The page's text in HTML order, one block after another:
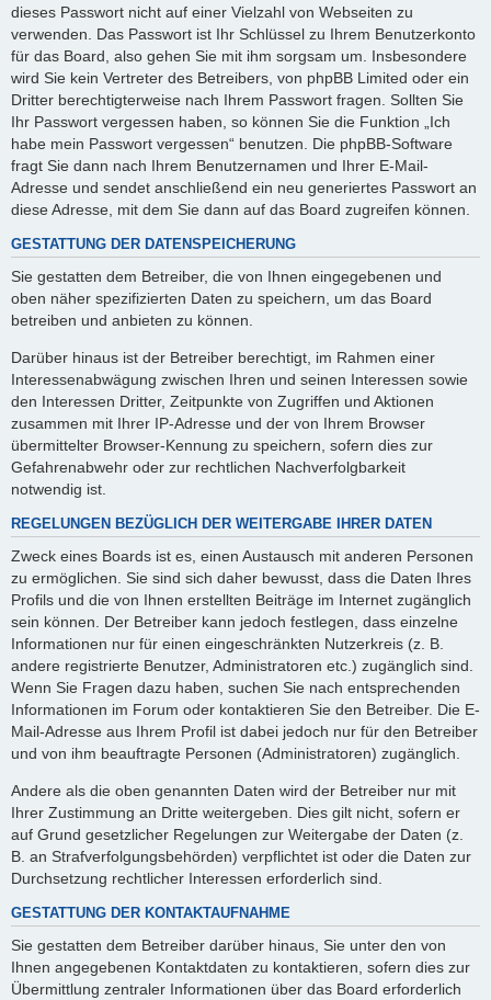
dieses Passwort nicht auf einer Vielzahl von Webseiten zu
verwenden. Das Passwort ist Ihr Schlüssel zu Ihrem Benutzerkonto
für das Board, also gehen Sie mit ihm sorgsam um. Insbesondere
wird Sie kein Vertreter des Betreibers, von phpBB Limited oder ein
Dritter berechtigterweise nach Ihrem Passwort fragen. Sollten Sie
Ihr Passwort vergessen haben, so können Sie die Funktion „Ich
habe mein Passwort vergessen“ benutzen. Die phpBB-Software
fragt Sie dann nach Ihrem Benutzernamen und Ihrer E-Mail-
Adresse und sendet anschließend ein neu generiertes Passwort an
diese Adresse, mit dem Sie dann auf das Board zugreifen können.
GESTATTUNG DER DATENSPEICHERUNG
Sie gestatten dem Betreiber, die von Ihnen eingegebenen und
oben näher spezifizierten Daten zu speichern, um das Board
betreiben und anbieten zu können.
Darüber hinaus ist der Betreiber berechtigt, im Rahmen einer
Interessenabwägung zwischen Ihren und seinen Interessen sowie
den Interessen Dritter, Zeitpunkte von Zugriffen und Aktionen
zusammen mit Ihrer IP-Adresse und der von Ihrem Browser
übermittelter Browser-Kennung zu speichern, sofern dies zur
Gefahrenabwehr oder zur rechtlichen Nachverfolgbarkeit
notwendig ist.
REGELUNGEN BEZÜGLICH DER WEITERGABE IHRER DATEN
Zweck eines Boards ist es, einen Austausch mit anderen Personen
zu ermöglichen. Sie sind sich daher bewusst, dass die Daten Ihres
Profils und die von Ihnen erstellten Beiträge im Internet zugänglich
sein können. Der Betreiber kann jedoch festlegen, dass einzelne
Informationen nur für einen eingeschränkten Nutzerkreis (z. B.
andere registrierte Benutzer, Administratoren etc.) zugänglich sind.
Wenn Sie Fragen dazu haben, suchen Sie nach entsprechenden
Informationen im Forum oder kontaktieren Sie den Betreiber. Die E-
Mail-Adresse aus Ihrem Profil ist dabei jedoch nur für den Betreiber
und von ihm beauftragte Personen (Administratoren) zugänglich.
Andere als die oben genannten Daten wird der Betreiber nur mit
Ihrer Zustimmung an Dritte weitergeben. Dies gilt nicht, sofern er
auf Grund gesetzlicher Regelungen zur Weitergabe der Daten (z.
B. an Strafverfolgungsbehörden) verpflichtet ist oder die Daten zur
Durchsetzung rechtlicher Interessen erforderlich sind.
GESTATTUNG DER KONTAKTAUFNAHME
Sie gestatten dem Betreiber darüber hinaus, Sie unter den von
Ihnen angegebenen Kontaktdaten zu kontaktieren, sofern dies zur
Übermittlung zentraler Informationen über das Board erforderlich